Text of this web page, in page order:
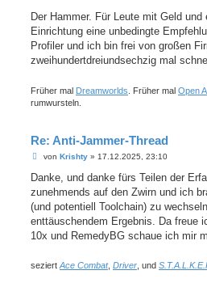
Der Hammer. Für Leute mit Geld
Einrichtung eine unbedingte
Profiler und ich bin frei von großen
zweihundertdreiundsechzig mal
Früher mal Dreamworlds . Früher mal Open
rumwursteln.
Re: Anti-Jammer-Thread
B
i
r
a
von Krishty» 17.12.2025, 23:10
Danke, und danke fürs Teilen der
zunehmends auf den Zwirn und ich
(und potentiell Toolchain) zu
enttäuschendem Ergebnis. Da freue
10x und RemedyBG schaue ich mir
seziert Ace Combat, Driver , und